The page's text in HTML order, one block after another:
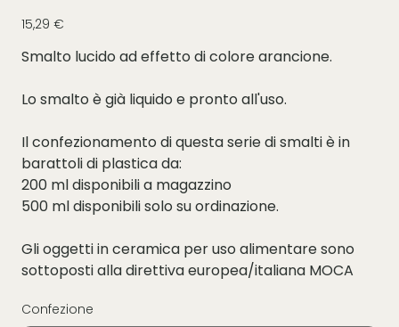
Prezzo
15,29 €
Smalto lucido ad effetto di colore arancione.
Lo smalto è già liquido e pronto all'uso.
Il confezionamento di questa serie di smalti è in
barattoli di plastica da:
200 ml disponibili a magazzino
500 ml disponibili solo su ordinazione.
Gli oggetti in ceramica per uso alimentare sono
sottoposti alla direttiva europea/italiana MOCA
Confezione